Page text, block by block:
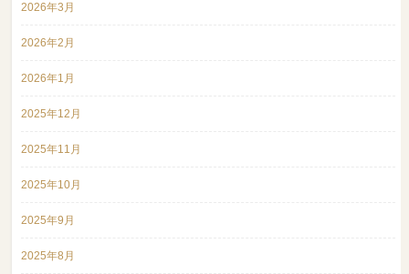
2026年3月
2026年2月
2026年1月
2025年12月
2025年11月
2025年10月
2025年9月
2025年8月